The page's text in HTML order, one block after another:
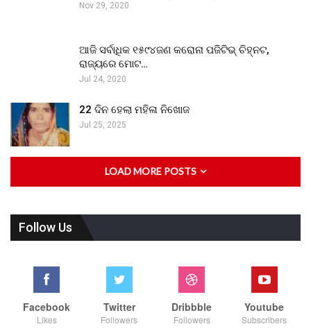
Nov 29, 2020
ଆଜି ସର୍ବାଧିକ ୧୫୯୪ଜଣ କରୋନା ପଜିଟିଭ୍ ଚିହ୍ନଟ,
ରାଜ୍ୟରେ ମୋଟ…
Jul 24, 2020
22 ଦିନ ହେଲା ମହିଳା ନିଖୋଜ
Jul 25, 2025
LOAD MORE POSTS
Follow Us
Facebook
Likes
Twitter
Followers
Dribbble
Followers
Youtube
Subscribers